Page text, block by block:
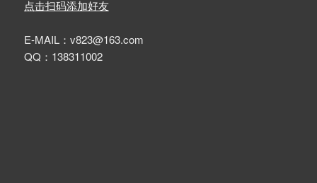
点击扫码添加好友
E-MAIL：v823@163.com
QQ：138311002